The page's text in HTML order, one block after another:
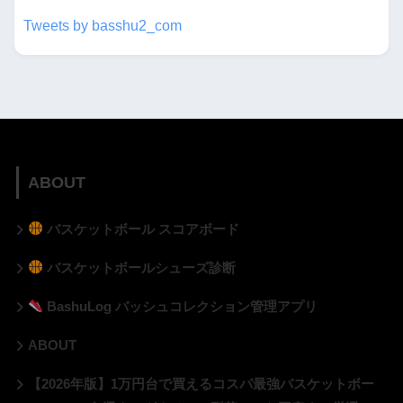
Tweets by basshu2_com
ABOUT
バスケットボール スコアボード
バスケットボールシューズ診断
BashuLog バッシュコレクション管理アプリ
ABOUT
【2026年版】1万円台で買えるコスパ最強バスケットボー